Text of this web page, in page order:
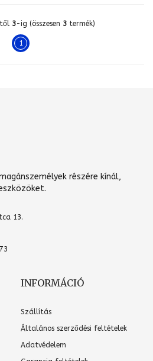
3-ig (összesen 3 termék)
1
részére kínál,
13.
INFORMÁCIÓ
Szállítás
Általános szerződési feltételek
Adatvédelem